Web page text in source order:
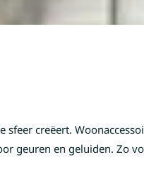
creëert.
geuren en geluiden. Zo